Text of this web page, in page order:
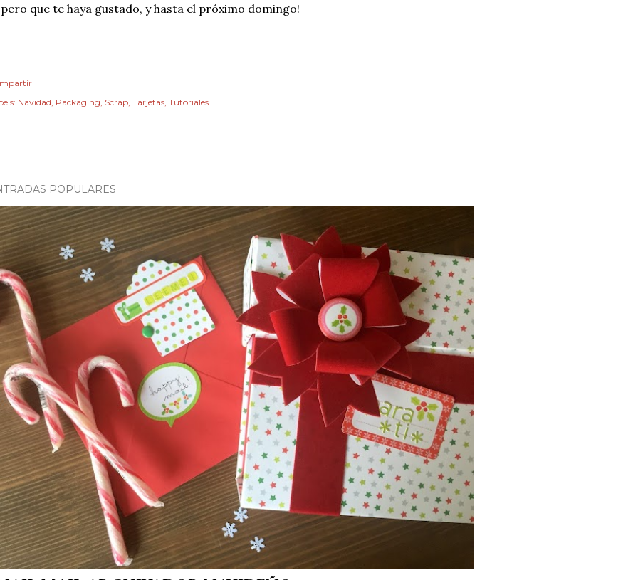
que te haya gustado, y hasta el próximo domingo!
Navidad Packaging Scrap Tarjetas Tutoriales
POPULARES